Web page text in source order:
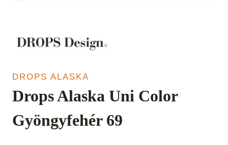
DROPS ALASKA
Drops Alaska Uni Color
Gyöngyfehér 69